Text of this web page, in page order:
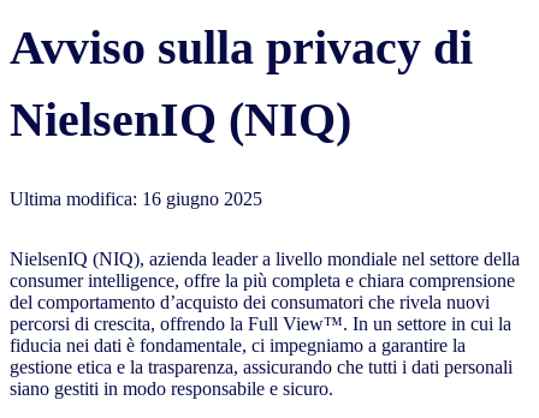
Avviso sulla privacy di
NielsenIQ (NIQ)
Ultima modifica: 16 giugno 2025
NielsenIQ (NIQ), azienda leader a livello mondiale nel settore della
consumer intelligence, offre la più completa e chiara comprensione
del comportamento d’acquisto dei consumatori che rivela nuovi
percorsi di crescita, offrendo la Full View™. In un settore in cui la
fiducia nei dati è fondamentale, ci impegniamo a garantire la
gestione etica e la trasparenza, assicurando che tutti i dati personali
siano gestiti in modo responsabile e sicuro.